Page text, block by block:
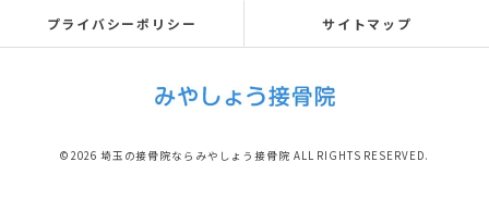
プライバシーポリシー サイトマップ
© 2026 埼玉の接骨院ならみやしょう接骨院 ALL RIGHTS RESERVED.